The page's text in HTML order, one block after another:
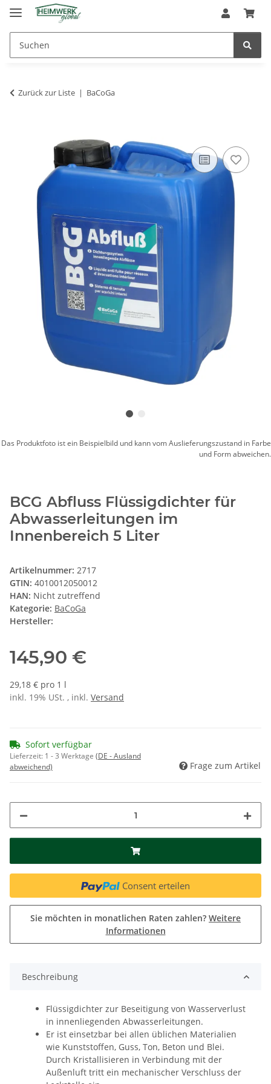
Zurück zur Liste BaCoGa
Das Produktfoto ist ein Beispielbild und kann vom Auslieferungszustand in Farbe
und Form abweichen.
BCG Abfluss Flüssigdichter für
Abwasserleitungen im
Innenbereich 5 Liter
Artikelnummer: 2717
GTIN: 4010012050012
HAN: Nicht zutreffend
Kategorie: BaCoGa
Hersteller:
145,90 €
29,18 € pro 1 l
inkl. 19% USt. , inkl. Versand
Sofort verfügbar
Lieferzeit: 1 - 3 Werktage (DE - Ausland
abweichend)
Frage zum Artikel
Consent erteilen
Sie möchten in monatlichen Raten zahlen? Weitere
Informationen
Beschreibung
Flüssigdichter zur Beseitigung von Wasserverlust
in innenliegenden Abwasserleitungen.
Er ist einsetzbar bei allen üblichen Materialien
wie Kunststoffen, Guss, Ton, Beton und Blei.
Durch Kristallisieren in Verbindung mit der
Außenluft tritt ein mechanischer Verschluss der